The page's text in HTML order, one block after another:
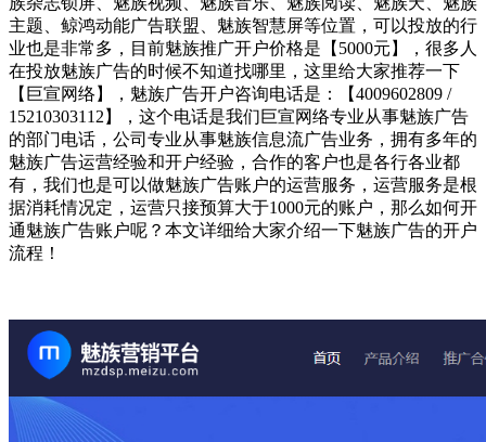
主题、鲸鸿动能广告联盟、魅族智慧屏等位置，可以投放的行
业也是非常多，目前魅族推广开户价格是【5000元】，很多人
在投放魅族广告的时候不知道找哪里，这里给大家推荐一下
【巨宣网络】，魅族广告开户咨询电话是：【4009602809 /
15210303112】，这个电话是我们巨宣网络专业从事魅族广告
的部门电话，公司专业从事魅族信息流广告业务，拥有多年的
魅族广告运营经验和开户经验，合作的客户也是各行各业都
有，我们也是可以做魅族广告账户的运营服务，运营服务是根
据消耗情况定，运营只接预算大于1000元的账户，那么如何开
通魅族广告账户呢？本文详细给大家介绍一下魅族广告的开户
流程！